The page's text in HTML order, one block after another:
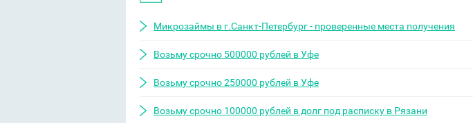
Микрозаймы в г.Санкт-Петербург - проверенные места получения
Возьму срочно 500000 рублей в Уфе
Возьму срочно 250000 рублей в Уфе
Возьму срочно 100000 рублей в долг под расписку в Рязани